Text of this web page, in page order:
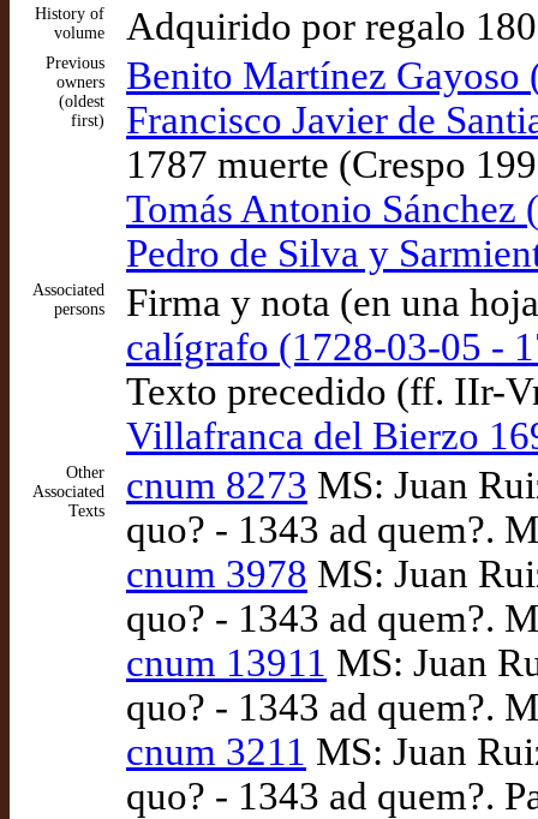
History of
volume
Adquirido por regalo
Previous
owners
(oldest
first)
Benito Martínez Gayoso
Francisco Javier de
1787 muerte (Crespo
Tomás Antonio Sánchez
Pedro de Silva y
Associated
persons
Firma y nota (en una
calígrafo (1728-03-05 -
Texto precedido (ff. IIr-
Villafranca del Bierzo
Other
Associated
Texts
cnum 8273 MS: Juan
quo? - 1343 ad quem?.
cnum 3978 MS: Juan
quo? - 1343 ad quem?.
cnum 13911 MS: Juan
quo? - 1343 ad quem?.
cnum 3211 MS: Juan
quo? - 1343 ad quem?.